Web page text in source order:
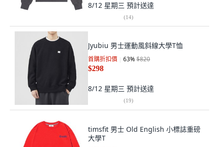
8/12 星期三 預計送達
(14)
Jyubiu 男士運動風斜線大學T恤
首購折扣價 63%$820
$298
8/12 星期三 預計送達
(19)
timsfit 男士 Old English 小標誌重磅
大學T